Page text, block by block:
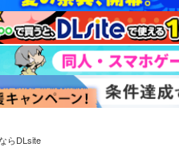
らDLsite